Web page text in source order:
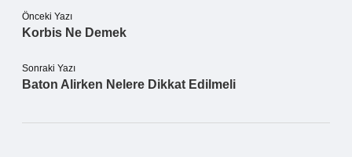
Önceki Yazı
Korbis Ne Demek
Sonraki Yazı
Baton Alirken Nelere Dikkat Edilmeli